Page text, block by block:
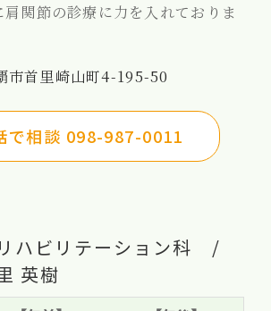
関節の診療に力を入れておりま
市首里崎山町4-195-50
で相談 098-987-0011
ハビリテーション科 /
英樹